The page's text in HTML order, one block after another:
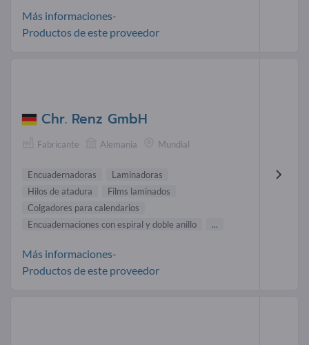
Más informaciones-
Productos de este proveedor
Chr. Renz GmbH
Fabricante Alemania Mundial
Encuadernadoras
Laminadoras
Hilos de atadura
Films laminados
Colgadores para calendarios
Encuadernaciones con espiral y doble anillo
...
Más informaciones-
Productos de este proveedor